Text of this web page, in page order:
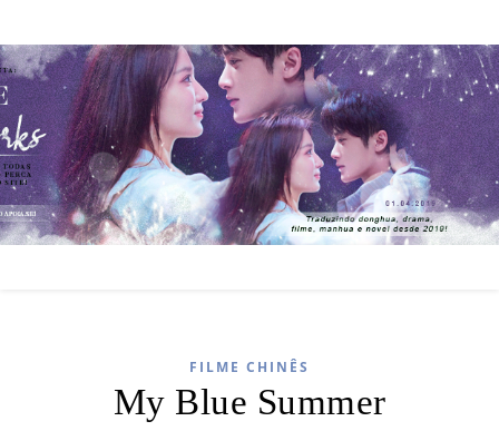
FILME CHINÊS
My Blue Summer